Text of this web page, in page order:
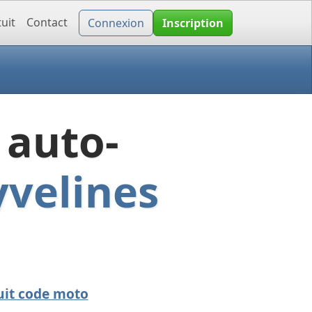
Contact Connexion Inscription
code moto